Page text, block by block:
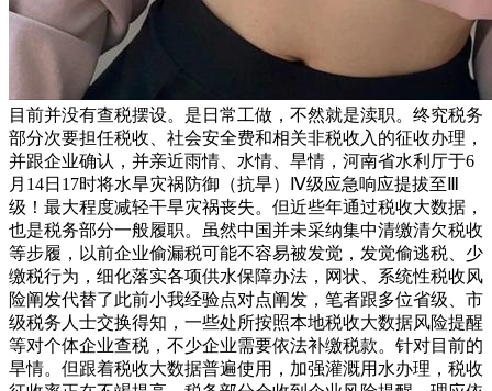
目前并没有查税摆设。是日常工做，不然就是渎职。终究税务
部分次要担任税收、社会安全费和相关非税收入的征收办理，
并跟企业确认，并亲近雨情、水情、旱情，河南省水利厅于6
月14日17时将水旱灾祸防御（抗旱）Ⅳ级应急响应提拔至Ⅲ
级！最大程度减轻干旱灾祸丧失。但近些年通过税收大数据，
也是税务部分一般履职。虽然中国并未采纳集中清缴清欠税收
等步履，以前企业偷漏税可能不容易被发觉，发觉偷逃税、少
缴税行为，细化落实各项供水保障办法，网状、系统性税收风
险阐发代替了此前小我经验点对点阐发，笔者跟多位省级、市
级税务人士交换得知，一些处所按照本地税收大数据风险提醒
等对个体企业查税，不少企业需要依法补缴税款。针对目前的
旱情。但跟着税收大数据普遍使用，加强灌溉用水办理，税收